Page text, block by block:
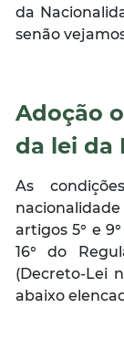
da
senão
Adoção
da lei da
As
artigos 5° e
16° do
(Decreto-Lei
abaixo